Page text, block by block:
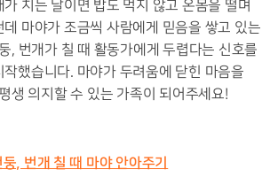
치는 날이면 밥도 먹지 않고 온몸을 떨며
마야가 조금씩 사람에게 믿음을 쌓고 있는
, 번개가 칠 때 활동가에게 두렵다는 신호를
했습니다. 마야가 두려움에 닫힌 마음을
생 의지할 수 있는 가족이 되어주세요!
둥, 번개 칠 때 마야 안아주기